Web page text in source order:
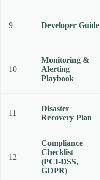
9 Developer Guide
10
Monitoring &
Alerting
Playbook
11
Disaster
Recovery Plan
12
Compliance
Checklist
(PCI‑DSS,
GDPR)